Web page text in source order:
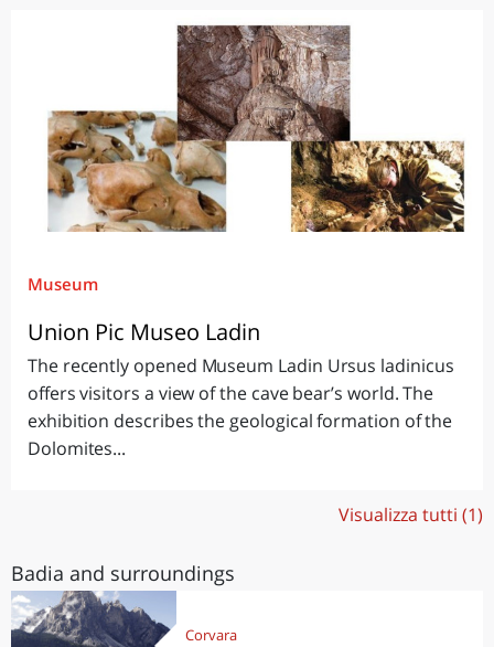
Museum
Union Pic Museo Ladin
The recently opened Museum Ladin Ursus ladinicus
offers visitors a view of the cave bear’s world. The
exhibition describes the geological formation of the
Dolomites...
Visualizza tutti (1)
Badia and surroundings
Corvara